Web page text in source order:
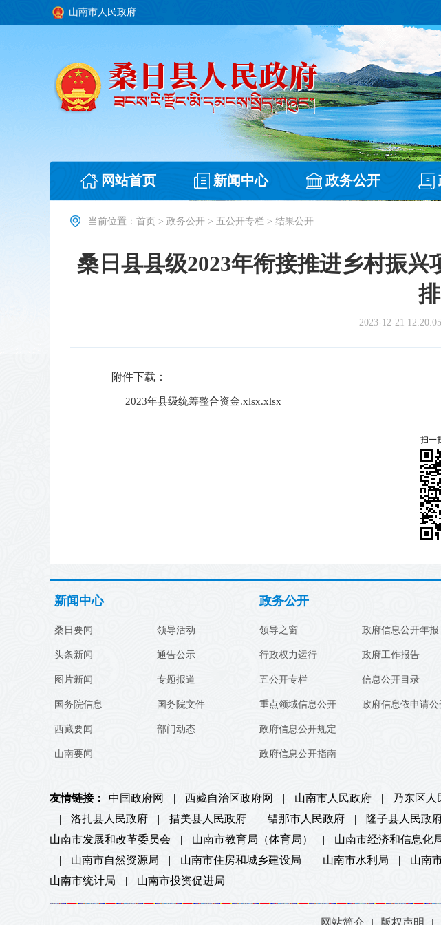
山南市人民政府
网站首页 新闻中心 政务公开
当前位置： 首页 > 政务公开 > 五公开专栏 > 结果公开
桑日县县级2023年衔接推进乡村振
2023-12-21 12:20:05
附件下载：
2023年县级统筹整合资金.xlsx.xlsx
扫一
新闻中心
桑日要闻
头条新闻
图片新闻
国务院信息
西藏要闻
山南要闻
领导活动
通告公示
专题报道
国务院文件
部门动态
政务公开
领导之窗
行政权力运行
五公开专栏
重点领域信息公开
政府信息公开规定
政府信息公开指南
政府信息公开年报
政府工作报告
信息公开目录
政府信息依申请公
友情链接： 中国政府网 | 西藏自治区政府网 | 山南市人民政府 | 乃东区人
|
洛扎县人民政府 | 措美县人民政府 | 错那市人民政府 | 隆子县人民政
山南市发展和改革委员会
| 山南市教育局（体育局） | 山南市经济和信息化
|
山南市自然资源局 | 山南市住房和城乡建设局 | 山南市水利局 | 山南
山南市统计局
| 山南市投资促进局
网站简介 | 版权声明 |